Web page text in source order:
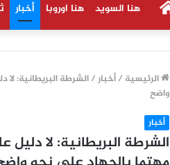
الرئيسية
هنا السويد هنا اوروبا أخبار
الرئيسية /أخبار/الشرطة البريطانية:
واضح
أخبار
الشرطة البريطانية: لا